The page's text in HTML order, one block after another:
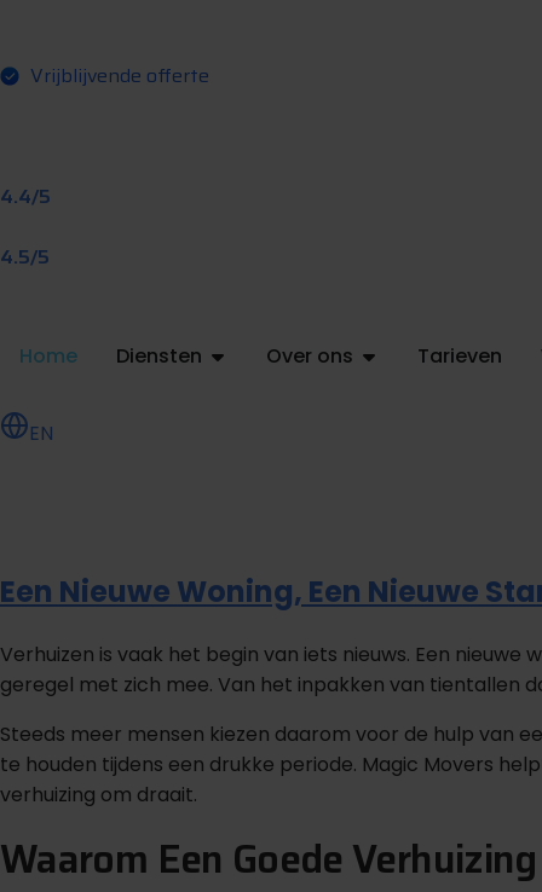
Vrijblijvende offerte
4.4/5
4.5/5
Home Diensten Over ons Tarieven
EN
Een Nieuwe Woning, Een Nieuwe
Verhuizen is vaak het begin van iets nieuws. Een
geregel met zich mee. Van het inpakken van tientallen
Steeds meer mensen kiezen daarom voor de hulp van
te houden tijdens een drukke periode. Magic Movers
verhuizing om draait.
Waarom Een Goede